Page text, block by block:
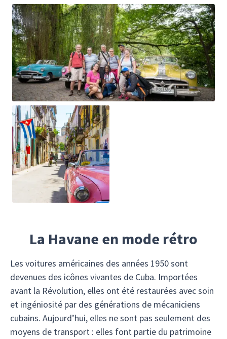
La Havane en mode rétro
Les voitures américaines des années 1950 sont
devenues des icônes vivantes de Cuba. Importées
avant la Révolution, elles ont été restaurées avec soin
et ingéniosité par des générations de mécaniciens
cubains. Aujourd’hui, elles ne sont pas seulement des
moyens de transport : elles font partie du patrimoine